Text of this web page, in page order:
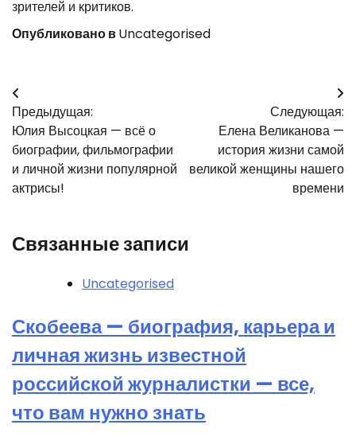
зрителей и критиков.
Опубликовано вUncategorised
Навигация
по
записям
Предыдущая:
Юлия Высоцкая — всё о
биографии, фильмографии
и личной жизни популярной
актрисы!
Следующая:
Елена Великанова —
история жизни самой
великой женщины нашего
времени
Связанные записи
Uncategorised
Скобеева — биография, карьера и
личная жизнь известной
российской журналистки — все,
что вам нужно знать